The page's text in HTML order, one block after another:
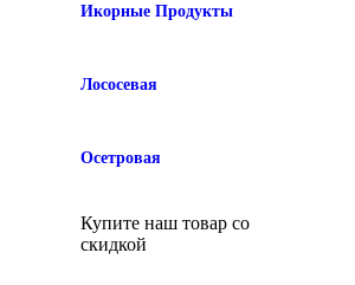
Икорные Продукты
Лососевая
Осетровая
Купите наш товар со
скидкой